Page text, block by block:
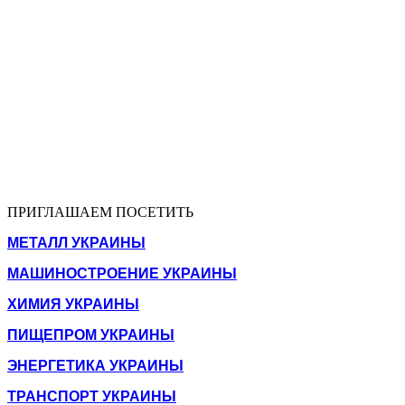
ПРИГЛАШАЕМ ПОСЕТИТЬ
МЕТАЛЛ УКРАИНЫ
МАШИНОСТРОЕНИЕ УКРАИНЫ
ХИМИЯ УКРАИНЫ
ПИЩЕПРОМ УКРАИНЫ
ЭНЕРГЕТИКА УКРАИНЫ
ТРАНСПОРТ УКРАИНЫ